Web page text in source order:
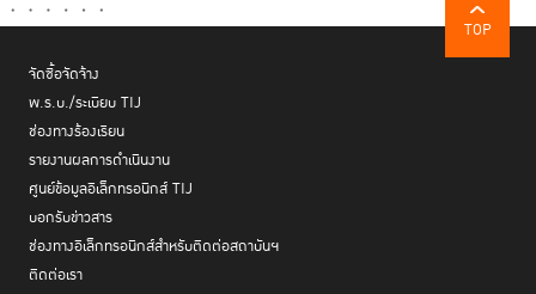
TOP
จัดซื้อจัดจ้าง
พ.ร.บ./ระเบียบ TIJ
ช่องทางร้องเรียน
รายงานผลการดำเนินงาน
ศูนย์ข้อมูลอิเล็กทรอนิกส์ TIJ
บอกรับข่าวสาร
ช่องทางอิเล็กทรอนิกส์สำหรับติดต่อสถาบันฯ
ติดต่อเรา